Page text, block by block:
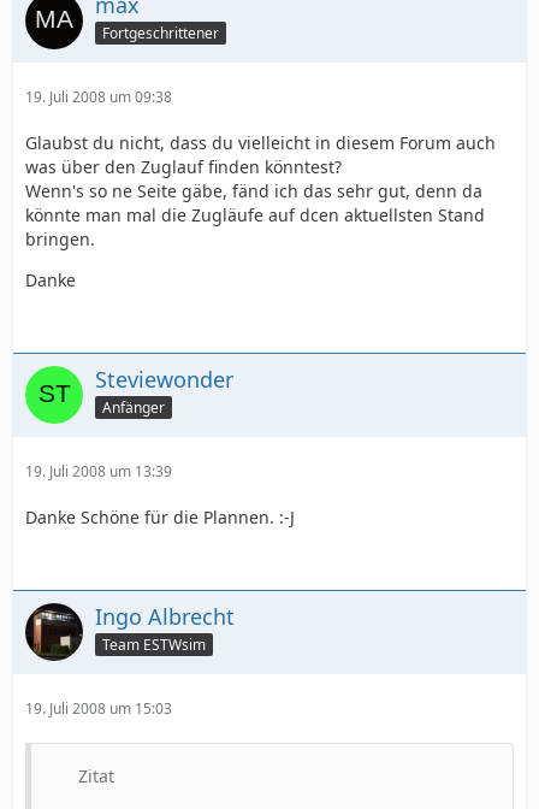
Fortgeschrittener
19. Juli 2008 um 09:38
Glaubst du nicht, dass du vielleicht in diesem Forum auch
was über den Zuglauf finden könntest?
Wenn's so ne Seite gäbe, fänd ich das sehr gut, denn da
könnte man mal die Zugläufe auf dcen aktuellsten Stand
bringen.
Danke
Steviewonder
Anfänger
19. Juli 2008 um 13:39
Danke Schöne für die Plannen. :-J
Ingo Albrecht
Team ESTWsim
19. Juli 2008 um 15:03
Zitat